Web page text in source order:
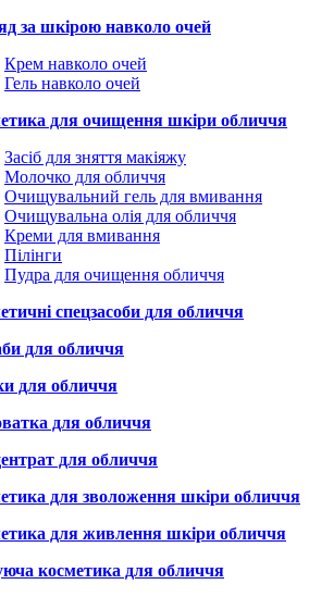
за шкірою навколо очей
Крем навколо очей
Гель навколо очей
для очищення шкіри обличчя
Засіб для зняття макіяжу
Молочко для обличчя
Очищувальний гель для вмивання
Очищувальна олія для обличчя
Креми для вмивання
Пілінги
Пудра для очищення обличчя
спецзасоби для обличчя
для обличчя
для обличчя
для обличчя
для обличчя
для зволоження шкіри обличчя
для живлення шкіри обличчя
косметика для обличчя